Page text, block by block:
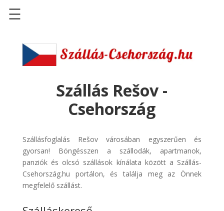
Szállások
Szállásinfo.eu
pénzvisszatérítéssel
Discover
Cars
Transzfer
☰
Szállás Rešov -
Csehország
Szállásfoglalás Rešov városában egyszerűen és
gyorsan! Böngésszen a szállodák, apartmanok,
panziók és olcsó szállások kínálata között a Szállás-
Csehország.hu portálon, és találja meg az Önnek
megfelelő szállást.